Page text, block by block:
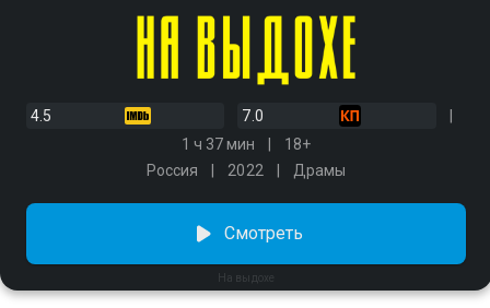
4.5
7.0
1 ч 37 мин
18+
Россия
2022 Драмы
На выдохе
Смотреть